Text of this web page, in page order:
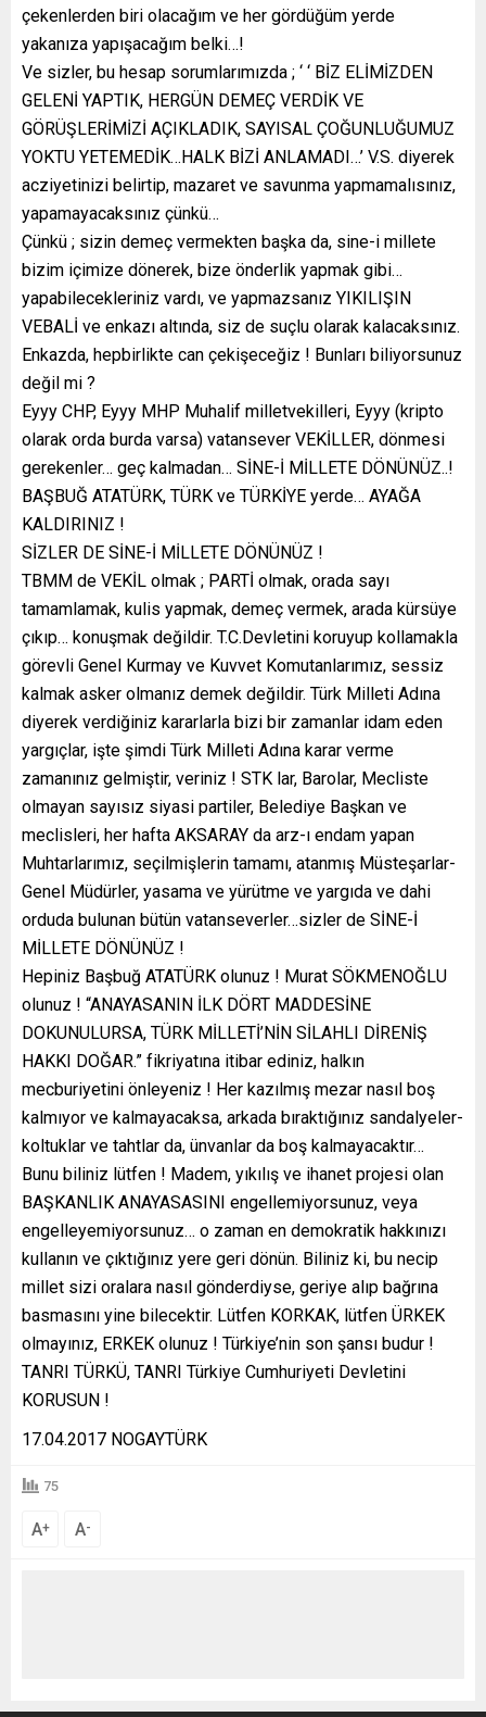
çekenlerden biri olacağım ve her gördüğüm yerde
yakanıza yapışacağım belki…!
Ve sizler, bu hesap sorumlarımızda ; ‘ ‘ BİZ ELİMİZDEN
GELENİ YAPTIK, HERGÜN DEMEÇ VERDİK VE
GÖRÜŞLERİMİZİ AÇIKLADIK, SAYISAL ÇOĞUNLUĞUMUZ
YOKTU YETEMEDİK…HALK BİZİ ANLAMADI…’ V.S. diyerek
acziyetinizi belirtip, mazaret ve savunma yapmamalısınız,
yapamayacaksınız çünkü…
Çünkü ; sizin demeç vermekten başka da, sine-i millete
bizim içimize dönerek, bize önderlik yapmak gibi…
yapabilecekleriniz vardı, ve yapmazsanız YIKILIŞIN
VEBALİ ve enkazı altında, siz de suçlu olarak kalacaksınız.
Enkazda, hepbirlikte can çekişeceğiz ! Bunları biliyorsunuz
değil mi ?
Eyyy CHP, Eyyy MHP Muhalif milletvekilleri, Eyyy (kripto
olarak orda burda varsa) vatansever VEKİLLER, dönmesi
gerekenler… geç kalmadan… SİNE-İ MİLLETE DÖNÜNÜZ..!
BAŞBUĞ ATATÜRK, TÜRK ve TÜRKİYE yerde… AYAĞA
KALDIRINIZ !
SİZLER DE SİNE-İ MİLLETE DÖNÜNÜZ !
TBMM de VEKİL olmak ; PARTİ olmak, orada sayı
tamamlamak, kulis yapmak, demeç vermek, arada kürsüye
çıkıp… konuşmak değildir. T.C.Devletini koruyup kollamakla
görevli Genel Kurmay ve Kuvvet Komutanlarımız, sessiz
kalmak asker olmanız demek değildir. Türk Milleti Adına
diyerek verdiğiniz kararlarla bizi bir zamanlar idam eden
yargıçlar, işte şimdi Türk Milleti Adına karar verme
zamanınız gelmiştir, veriniz ! STK lar, Barolar, Mecliste
olmayan sayısız siyasi partiler, Belediye Başkan ve
meclisleri, her hafta AKSARAY da arz-ı endam yapan
Muhtarlarımız, seçilmişlerin tamamı, atanmış Müsteşarlar-
Genel Müdürler, yasama ve yürütme ve yargıda ve dahi
orduda bulunan bütün vatanseverler…sizler de SİNE-İ
MİLLETE DÖNÜNÜZ !
Hepiniz Başbuğ ATATÜRK olunuz ! Murat SÖKMENOĞLU
olunuz ! “ANAYASANIN İLK DÖRT MADDESİNE
DOKUNULURSA, TÜRK MİLLETİ’NİN SİLAHLI DİRENİŞ
HAKKI DOĞAR.” fikriyatına itibar ediniz, halkın
mecburiyetini önleyeniz ! Her kazılmış mezar nasıl boş
kalmıyor ve kalmayacaksa, arkada bıraktığınız sandalyeler-
koltuklar ve tahtlar da, ünvanlar da boş kalmayacaktır…
Bunu biliniz lütfen ! Madem, yıkılış ve ihanet projesi olan
BAŞKANLIK ANAYASASINI engellemiyorsunuz, veya
engelleyemiyorsunuz… o zaman en demokratik hakkınızı
kullanın ve çıktığınız yere geri dönün. Biliniz ki, bu necip
millet sizi oralara nasıl gönderdiyse, geriye alıp bağrına
basmasını yine bilecektir. Lütfen KORKAK, lütfen ÜRKEK
olmayınız, ERKEK olunuz ! Türkiye’nin son şansı budur !
TANRI TÜRKÜ, TANRI Türkiye Cumhuriyeti Devletini
KORUSUN !
17.04.2017 NOGAYTÜRK
75
A+ A-